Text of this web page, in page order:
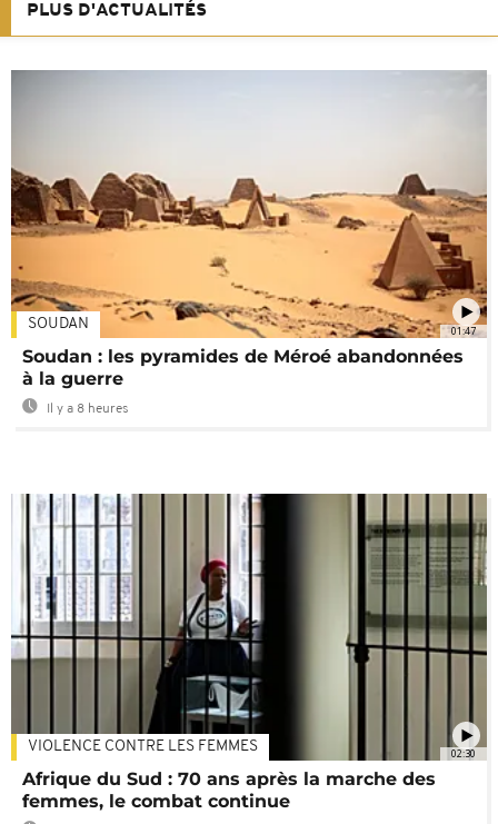
PLUS D'ACTUALITÉS
01:47
SOUDAN
Soudan : les pyramides de Méroé abandonnées
à la guerre
Il y a 8 heures
02:30
VIOLENCE CONTRE LES FEMMES
Afrique du Sud : 70 ans après la marche des
femmes, le combat continue